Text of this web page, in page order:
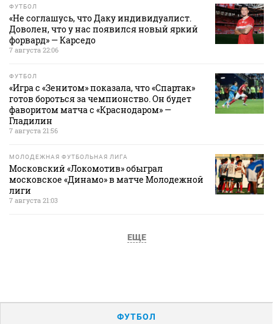
ФУТБОЛ
«Не соглашусь, что Даку индивидуалист.
Доволен, что у нас появился новый яркий
форвард» — Карседо
7 августа 22:06
ФУТБОЛ
«Игра с «Зенитом» показала, что «Спартак»
готов бороться за чемпионство. Он будет
фаворитом матча с «Краснодаром» —
Гладилин
7 августа 21:56
МОЛОДЕЖНАЯ ФУТБОЛЬНАЯ ЛИГА
Московский «Локомотив» обыграл
московское «Динамо» в матче Молодежной
лиги
7 августа 21:03
ЕЩЕ
ФУТБОЛ